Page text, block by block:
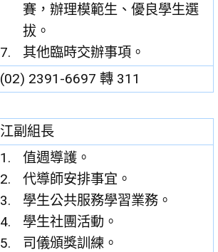
賽，辦理模範生、優良學生選
拔。
其他臨時交辦事項。
(02) 2391-6697 轉 311
江副組長
值週導護。
代導師安排事宜。
學生公共服務學習業務。
學生社團活動。
司儀頒獎訓練。